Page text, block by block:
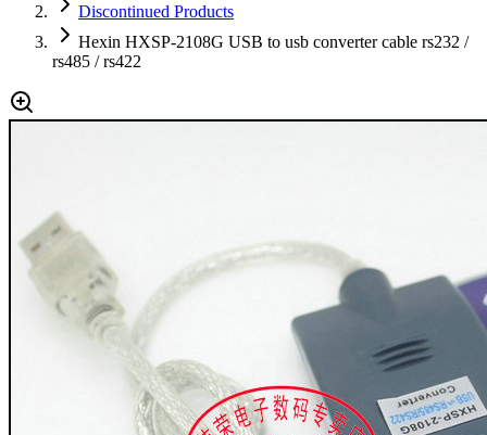
Discontinued Products
Hexin HXSP-2108G USB to usb converter cable rs232 /
rs485 / rs422